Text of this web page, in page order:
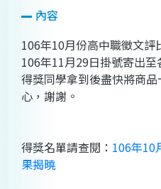
內容
106年10月份高中職徵文
106年11月29日掛號寄出
得獎同學拿到後盡快將商
心，謝謝。
得獎名單請查閱： 106年10
果揭曉